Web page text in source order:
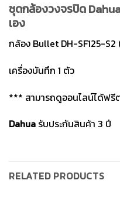
ชุดกล้องวงจรปิด
เอง
กล้อง Bullet DH-SF125-S2
เครื่องบันทึก 1 ตัว
*** สามารถดูออนไลน์ได้ฟรี
Dahua รับประกันสินค้า 3 ปี
RELATED PRODUCTS